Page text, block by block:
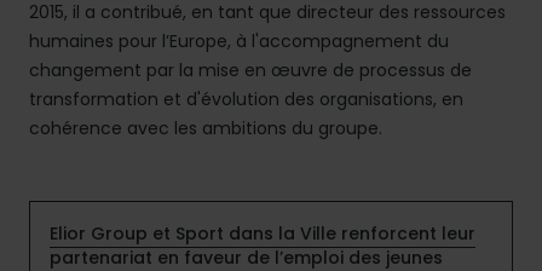
2015, il a contribué, en tant que directeur des ressources
humaines pour l’Europe, à l'accompagnement du
changement par la mise en œuvre de processus de
transformation et d'évolution des organisations, en
cohérence avec les ambitions du groupe.
Elior Group et Sport dans la Ville renforcent leur
partenariat en faveur de l’emploi des jeunes